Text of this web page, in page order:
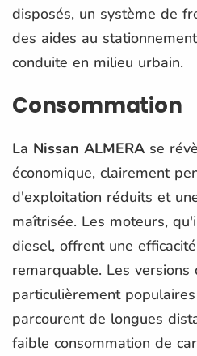
disposés, un système de
des aides au
conduite en milieu urbain.
Consommation
La Nissan ALMERA se
économique, clairement
d'exploitation réduits et
maîtrisée. Les moteurs,
diesel, offrent une
remarquable. Les versions
particulièrement
parcourent de longues
faible consommation de